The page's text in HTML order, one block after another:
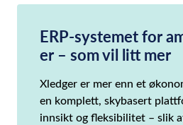
ERP-systemet for
er – som vil litt mer
Xledger er mer enn et
en komplett, skybasert
innsikt og fleksibilitet – slik